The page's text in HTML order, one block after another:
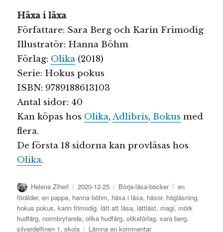
Häxa i läxa
Författare: Sara Berg och Karin Frimodig
Illustratör: Hanna Böhm
Förlag: Olika (2018)
Serie: Hokus pokus
ISBN: 9789188613103
Antal sidor: 40
Kan köpas hos Olika,Adlibris, Bokus med
flera.
De första 18 sidorna kan provläsas hos
Olika.
Författare
Helena Ziherl
Publicerat
den
2020-12-25 Kategorier
Börja-läsa-böcker Etiketter
en
förälder,en pappa, hanna böhm, häxa i läxa, häxor, högläsning,
hokus pokus,karin frimodig, lätt att läsa, lättläst, magi, mörk
hudfärg, normbrytande,olika hudfärg,olikaförlag,sara berg,
silverdelfinen 1,skola Lämna en kommentartill